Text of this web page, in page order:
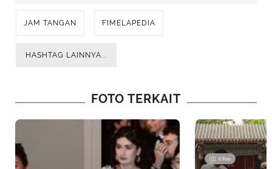
JAM TANGAN FIMELAPEDIA
HASHTAG LAINNYA...
FOTO TERKAIT
6 Foto